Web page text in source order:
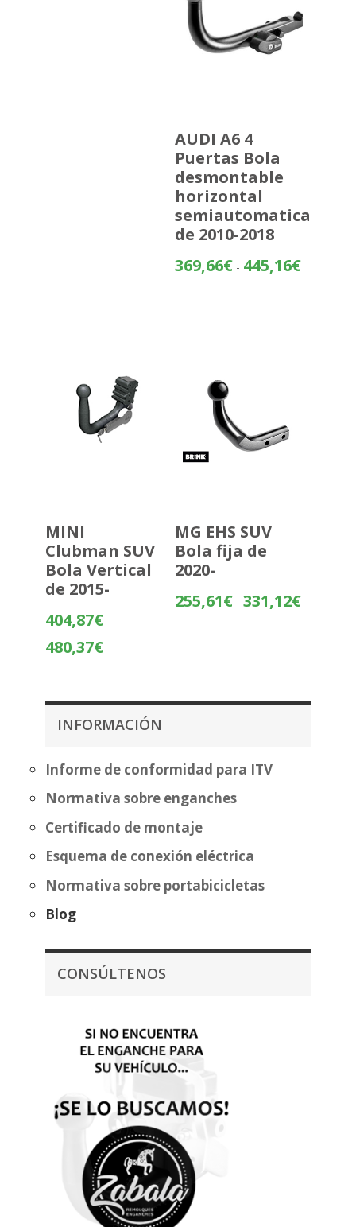
AUDI A6 4
Puertas Bola
desmontable
horizontal
semiautomatica
de 2010-2018
369,66€ - 445,16€Rango
MINI
Clubman SUV
Bola Vertical
de 2015-
404,87€ -
480,37€Rango
desde
hasta
MG EHS SUV
Bola fija de
2020-
255,61€ - 331,12€Rango
331,12€
INFORMACIÓN
Informe de conformidad para ITV
Normativa sobre enganches
Certificado de montaje
Esquema de conexión eléctrica
Normativa sobre portabicicletas
Blog
CONSÚLTENOS